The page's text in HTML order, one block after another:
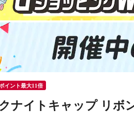
イント最大11倍
ナイトキャップ リ